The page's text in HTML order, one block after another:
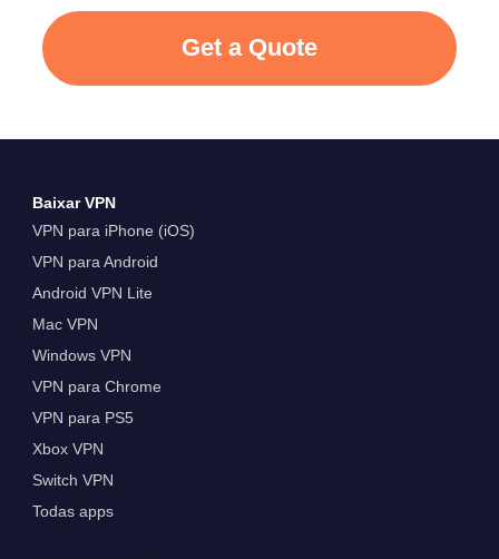
Get a Quote
Baixar VPN
VPN para iPhone (iOS)
VPN para Android
Android VPN Lite
Mac VPN
Windows VPN
VPN para Chrome
VPN para PS5
Xbox VPN
Switch VPN
Todas apps